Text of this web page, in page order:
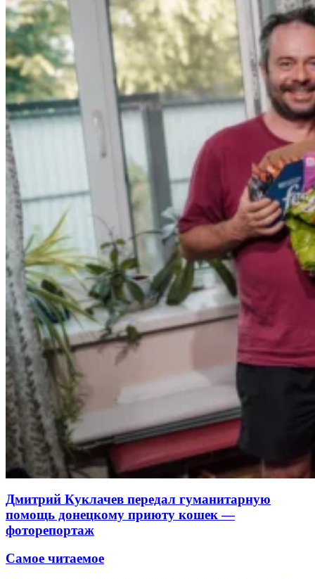
Дмитрий Куклачев передал гуманитарную
помощь донецкому приюту кошек —
фоторепортаж
Самое читаемое